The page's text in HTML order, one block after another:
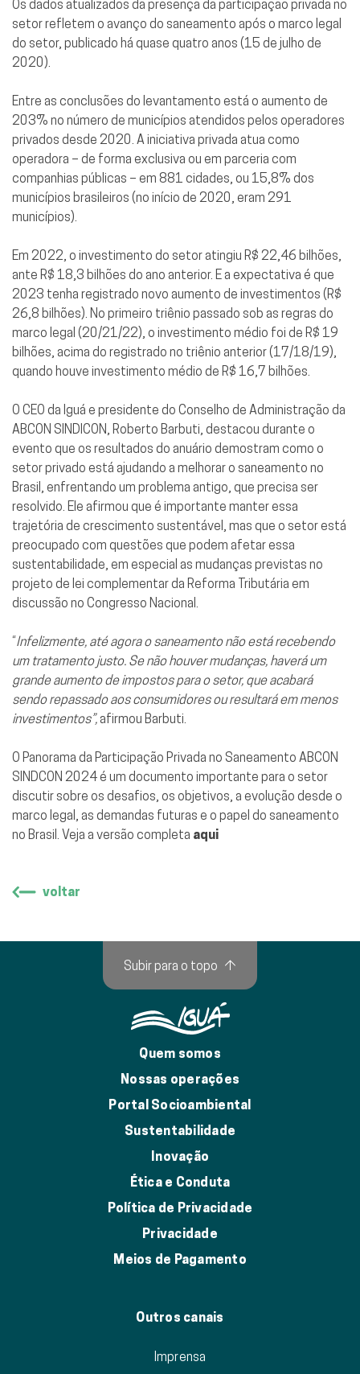
Os dados atualizados da presença da participação privada no
setor refletem o avanço do saneamento após o marco legal
do setor, publicado há quase quatro anos (15 de julho de
2020).
Entre as conclusões do levantamento está o aumento de
203% no número de municípios atendidos pelos operadores
privados desde 2020. A iniciativa privada atua como
operadora – de forma exclusiva ou em parceria com
companhias públicas – em 881 cidades, ou 15,8% dos
municípios brasileiros (no início de 2020, eram 291
municípios).
Em 2022, o investimento do setor atingiu R$ 22,46 bilhões,
ante R$ 18,3 bilhões do ano anterior. E a expectativa é que
2023 tenha registrado novo aumento de investimentos (R$
26,8 bilhões). No primeiro triênio passado sob as regras do
marco legal (20/21/22), o investimento médio foi de R$ 19
bilhões, acima do registrado no triênio anterior (17/18/19),
quando houve investimento médio de R$ 16,7 bilhões.
O CEO da Iguá e presidente do Conselho de Administração da
ABCON SINDICON, Roberto Barbuti, destacou durante o
evento que os resultados do anuário demostram como o
setor privado está ajudando a melhorar o saneamento no
Brasil, enfrentando um problema antigo, que precisa ser
resolvido. Ele afirmou que é importante manter essa
trajetória de crescimento sustentável, mas que o setor está
preocupado com questões que podem afetar essa
sustentabilidade, em especial as mudanças previstas no
projeto de lei complementar da Reforma Tributária em
discussão no Congresso Nacional.
“Infelizmente, até agora o saneamento não está recebendo
um tratamento justo. Se não houver mudanças, haverá um
grande aumento de impostos para o setor, que acabará
sendo repassado aos consumidores ou resultará em menos
investimentos”,afirmou Barbuti.
O Panorama da Participação Privada no Saneamento ABCON
SINDCON 2024 é um documento importante para o setor
discutir sobre os desafios, os objetivos, a evolução desde o
marco legal, as demandas futuras e o papel do saneamento
no Brasil. Veja a versão completa aqui
voltar
Quem somos
Nossas operações
Portal Socioambiental
Sustentabilidade
Inovação
Ética e Conduta
Política de Privacidade
Privacidade
Meios de Pagamento
Outros canais
Imprensa
Subir para o topo ↑